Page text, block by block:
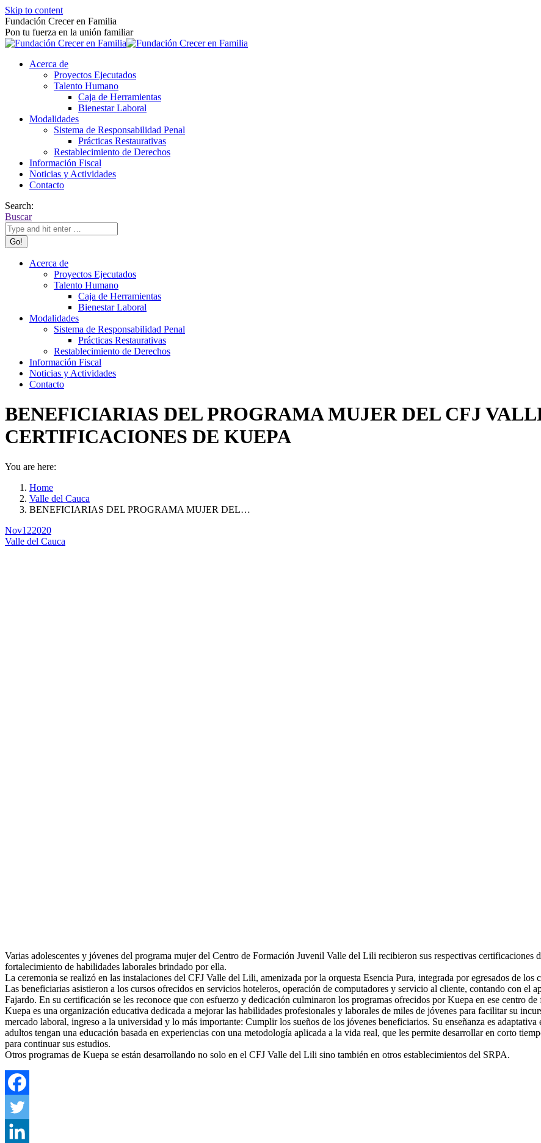
Skip to content
Fundación Crecer en Familia
Pon tu fuerza en la unión familiar
Acerca de
Proyectos Ejecutados
Talento Humano
Caja de Herramientas
Bienestar Laboral
Modalidades
Sistema de Responsabilidad Penal
Prácticas Restaurativas
Restablecimiento de Derechos
Información Fiscal
Noticias y Actividades
Contacto
Search:
Buscar
Acerca de
Proyectos Ejecutados
Talento Humano
Caja de Herramientas
Bienestar Laboral
Modalidades
Sistema de Responsabilidad Penal
Prácticas Restaurativas
Restablecimiento de Derechos
Información Fiscal
Noticias y Actividades
Contacto
BENEFICIARIAS DEL PROGRAMA MUJER DEL CFJ
CERTIFICACIONES DE KUEPA
You are here:
Home
Valle del Cauca
BENEFICIARIAS DEL PROGRAMA MUJER DEL…
Nov122020
Valle del Cauca
Varias adolescentes y jóvenes del programa mujer del Centro de Formación Juvenil Valle del Lili recibieron sus respectivas
fortalecimiento de habilidades laborales brindado por ella.
La ceremonia se realizó en las instalaciones del CFJ Valle del Lili, amenizada por la orquesta Esencia Pura, integrada por egresados de los
Las beneficiarias asistieron a los cursos ofrecidos en servicios hoteleros, operación de computadores y servicio al cliente, contando con el
Fajardo. En su certificación se les reconoce que con esfuerzo y dedicación culminaron los programas ofrecidos por Kuepa en ese centro de
Kuepa es una organización educativa dedicada a mejorar las habilidades profesionales y laborales de miles de jóvenes para facilitar su
mercado laboral, ingreso a la universidad y lo más importante: Cumplir los sueños de los jóvenes beneficiarios. Su enseñanza es
adultos tengan una educación basada en experiencias con una metodología aplicada a la vida real, que les permite desarrollar en corto
para continuar sus estudios.
Otros programas de Kuepa se están desarrollando no solo en el CFJ Valle del Lili sino también en otros establecimientos del SRPA.